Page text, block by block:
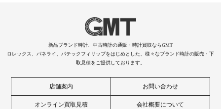
新品ブランド時計、中古時計の通販・時計買取ならGMT
ロレックス、パネライ、パテックフィリップをはじめとした、様々なブランド時計の販売・下
取見積をご提供しております。
店舗案内 お問い合わせ
オンライン買取見積 会社概要について